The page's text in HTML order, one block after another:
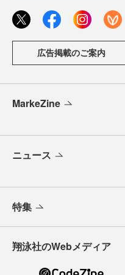
広告掲載のご案内
MarkeZine
ニュース
特集
翔泳社のWebメディア